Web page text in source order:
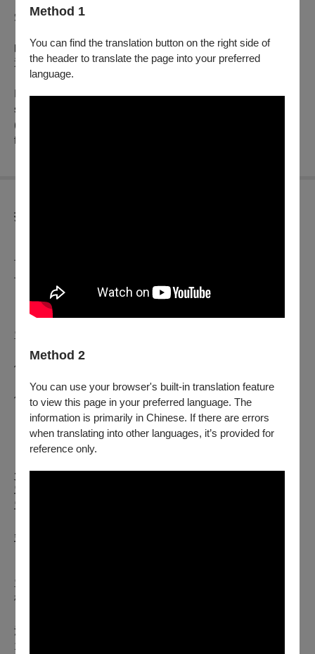
Method 1
You can find the translation button on the right side of
the header to translate the page into your preferred
language.
Method 2
You can use your browser's built-in translation feature
to view this page in your preferred language. The
information is primarily in Chinese. If there are errors
when translating into other languages, it’s provided for
reference only.
短片作品包括《Medusa》（2018）、《Hannahs》
的首部劇情長片作品，於日舞影展首映後，入選坎城導演雙
週，角逐金攝影機獎。
India Donaldson is a Los Angeles–based filmmaker and
screenwriter. Her short films include Medusa (2018), Hannahs
(2019), and If Found (2020). Good One is Donaldson's debut
feature film.
折扣方案
早鳥票券
早鳥套票：600元／套（一套可兌換3張電影優惠券）
※僅限於OPENTIX線上售票平台購買與兌換
早鳥單場票：220元／張
單場票券
全票：250元／張
優惠票券
團體票：175元／張（單一場次購買10張以上享全票7折
優惠）
※僅限於OPENTIX線上售票平台購買
敬老愛心票：125元／張
大師論壇
單日全票：250元／張
單日敬老愛心票：125元／張
並依現場工作人員引導進出會場。
單場全票：100元／張
敬老愛心票：50元／張
注意事項：
1. 影展期間可於光點華山亞洲日舞影展服務台購票，不提供取